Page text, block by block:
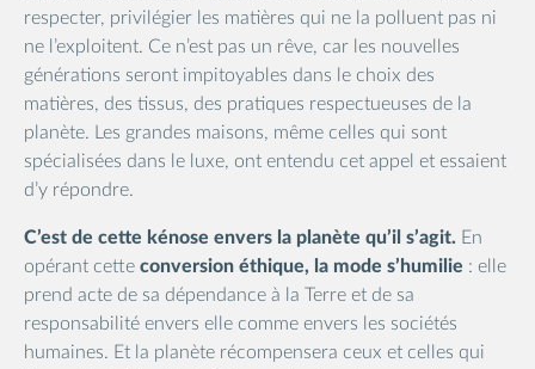
respecter, privilégier les matières qui ne la polluent pas ni
ne l’exploitent. Ce n’est pas un rêve, car les nouvelles
générations seront impitoyables dans le choix des
matières, des tissus, des pratiques respectueuses de la
planète. Les grandes maisons, même celles qui sont
spécialisées dans le luxe, ont entendu cet appel et essaient
d’y répondre.
C’est de cette kénose envers la planète qu’il s’agit. En
opérant cette conversion éthique, la mode s’humilie : elle
prend acte de sa dépendance à la Terre et de sa
responsabilité envers elle comme envers les sociétés
humaines. Et la planète récompensera ceux et celles qui